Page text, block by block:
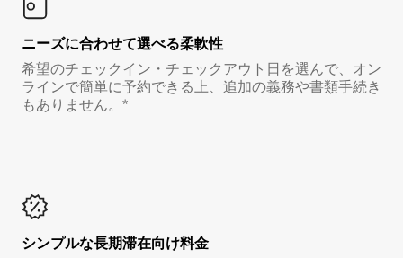
ニーズに合わせて選べる柔軟性
希望のチェックイン・チェックアウト日を選んで、オン
ラインで簡単に予約できる上、追加の義務や書類手続き
もありません。*
シンプルな長期滞在向け料金